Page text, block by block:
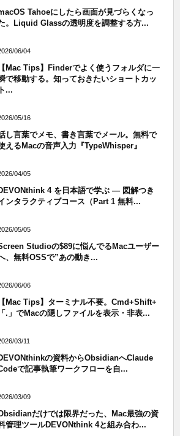
Tahoeにしたら画面が見づらくなっ
。Liquid Glassの透明度を調整する方...
06/04
【Mac Tips】Finderでよく使うフォルダに一
で移動する。知っておきたいショートカッ
ト...
05/16
し言葉でメモ、書き言葉でメール。無料で
えるMacの音声入力『TypeWhisper』
04/05
4 を日本語で学ぶ — 図解つき
ンタラクティブコース（Part 1 無料...
05/05
Studioの$89に悩んでるMacユーザー
、無料OSSで”あの動き...
06/06
【Mac Tips】ターミナル不要。Cmd+Shift+
「.」でMacの隠しファイルを表示・非表...
03/11
の資料からObsidianへClaude
で記事執筆ワークフローを自...
03/09
だけでは限界だった、Mac最強の資
管理ツールDEVONthink 4と組み合わ...